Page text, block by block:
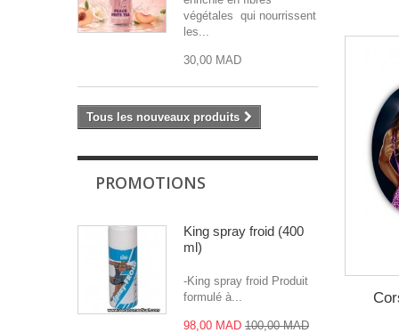
végétales qui nourrissent
les...
30,00 MAD
Tous les nouveaux produits
PROMOTIONS
King spray froid (400
ml)
-King spray froid Produit
formulé à...
98,00 MAD 100,00 MAD